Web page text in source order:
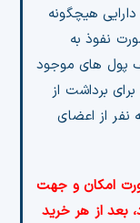
هیچگونه
نفوذ به
پول های موجود
برداشت از
از اعضای
امکان و جهت
بعد از هر خرید